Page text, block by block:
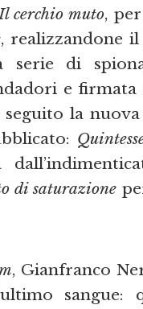
cerchio muto,
, realizzandone
serie di
e
la
di saturazione
, Gianfranco